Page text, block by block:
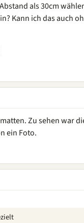
als 30cm
Kann ich das auch
Zu sehen war
ein Foto.